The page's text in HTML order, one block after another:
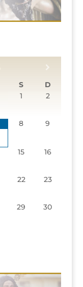
S
D
1
2
8 9
15 16
22 23
29 30